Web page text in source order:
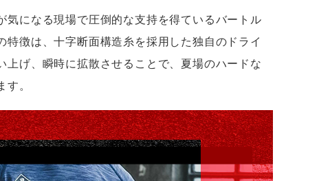
気になる現場で圧倒的な支持を得ているバートル
徴は、十字断面構造糸を採用した独自のドライ
げ、瞬時に拡散させることで、夏場のハードな
。